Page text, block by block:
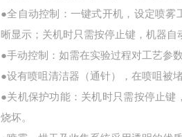
●全自动控制：一键式开机，设定喷
晰显示；关机时只需按停止键，机器自
●手动控制：如需在实验过程对工艺参
●设有喷咀清洁器（通针），在喷咀被
●关机保护功能：关机时只需按停止
烧坏。